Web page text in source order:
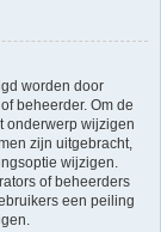
worden door
beheerder. Om de
onderwerp wijzigen
zijn uitgebracht,
wijzigen.
of beheerders
een peiling